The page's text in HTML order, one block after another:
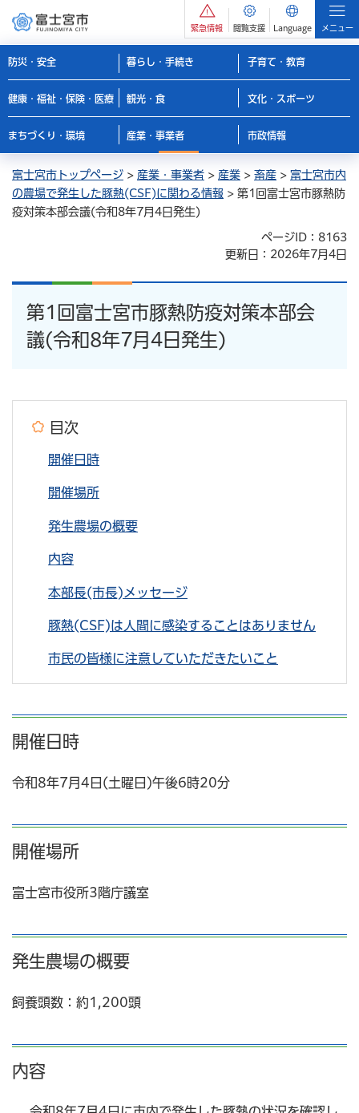
緊急情報 閲覧支援 Language メニュー
防災・安全 暮らし・手続き 子育て・教育
健康・福祉・保険・医療 観光・食 文化・スポーツ
まちづくり・環境 産業・事業者 市政情報
富士宮市トップページ > 産業・事業者 > 産業 > 畜産 > 富士宮市内
の農場で発生した豚熱(CSF)に関わる情報 > 第1回富士宮市豚熱防
疫対策本部会議(令和8年7月4日発生)
ページID：8163
更新日：2026年7月4日
第1回富士宮市豚熱防疫対策本部会
議(令和8年7月4日発生)
目次
開催日時
開催場所
発生農場の概要
内容
本部長(市長)メッセージ
豚熱(CSF)は人間に感染することはありません
市民の皆様に注意していただきたいこと
開催日時
令和8年7月4日(土曜日)午後6時20分
開催場所
富士宮市役所3階庁議室
発生農場の概要
飼養頭数：約1,200頭
内容